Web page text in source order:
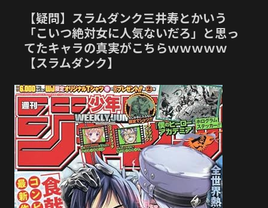
【疑問】スラムダンク三井寿とかいう
「こいつ絶対女に人気ないだろ」と思っ
てたキャラの真実がこちらｗｗｗｗｗ
【スラムダンク】